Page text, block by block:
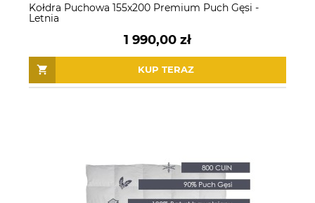
Kołdra Puchowa 155x200 Premium Puch Gęsi -
Letnia
1 990,00 zł
KUP TERAZ